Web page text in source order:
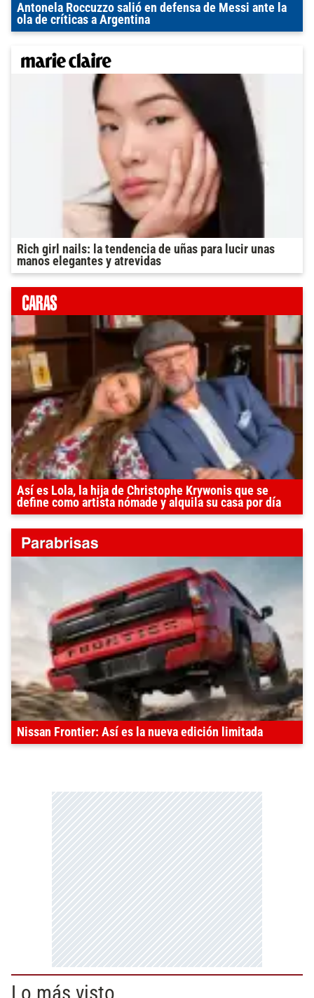
Antonela Roccuzzo salió en defensa de Messi ante la
ola de críticas a Argentina
Rich girl nails: la tendencia de uñas para lucir unas
manos elegantes y atrevidas
Así es Lola, la hija de Christophe Krywonis que se
define como artista nómade y alquila su casa por día
Nissan Frontier: Así es la nueva edición limitada
Lo más visto